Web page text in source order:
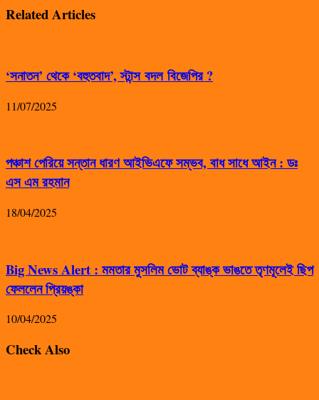
Related Articles
‘সনাতন’ থেকে ‘বহুতবাদ’, স্টান্স বদল বিজেপির ?
11/07/2025
পঞ্চাশ পেরিয়ে সন্তান ধারণ আইভিএফে সম্ভব, বাধ সাধে আইন : ডঃ
এস এম রহমান
18/04/2025
Big News Alert : মমতার মুসলিম ভোট ব্যাঙ্ক ভাঙতে তৃণমূলেই ছিপ
ফেললেন প্রিয়ঙ্কা
10/04/2025
Check Also